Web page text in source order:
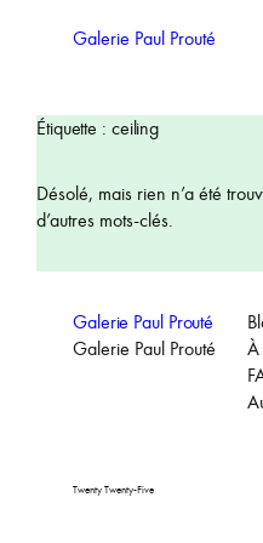
Galerie Paul Prouté
Étiquette : ceiling
Désolé, mais rien n’a été
d’autres mots-clés.
Galerie Paul Prouté
Galerie Paul Prouté
À
Twenty Twenty-Five